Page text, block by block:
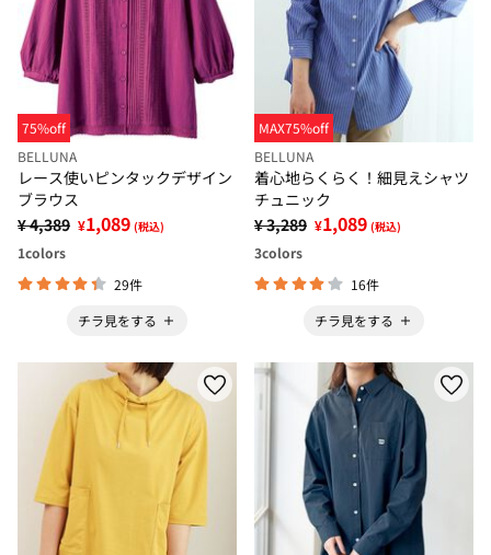
75%off
BELLUNA
レース使いピンタックデザイン
ブラウス
¥ 4,389 ¥1,089 (税込)
1colors
29件
チラ見をする
MAX75%off
BELLUNA
着心地らくらく！細見えシャツ
チュニック
¥ 3,289 ¥1,089 (税込)
3colors
16件
チラ見をする